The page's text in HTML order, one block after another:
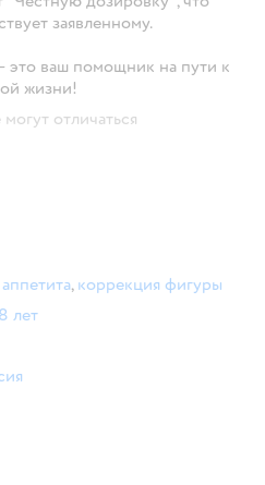
заявленному.
это ваш помощник на пути к
жизни!
отличаться
, коррекция фигуры
лет